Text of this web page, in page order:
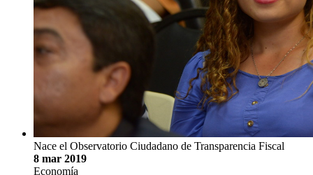
Nace el Observatorio Ciudadano de Transparencia Fiscal
8 mar 2019
Economía